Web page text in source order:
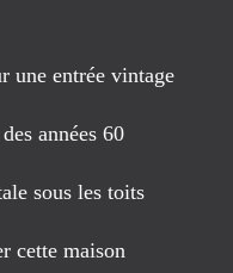
une entrée vintage
années 60
sous les toits
cette maison